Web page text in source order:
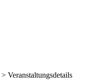
> Veranstaltungsdetails